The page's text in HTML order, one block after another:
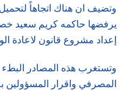
وتضيف ان هناك اتجاهاً
يرفضها حاكمه كريم سعيد
إعداد مشروع قانون لاعادة
وتستغرب هذه المصادر
المصرفي واقرار المسؤولين